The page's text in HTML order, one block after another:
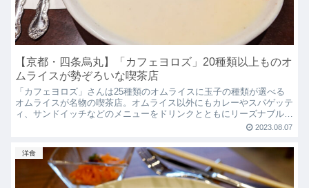
【京都・四条烏丸】「カフェヨロズ」20種類以上ものオ
ムライスが勢ぞろいな喫茶店
「カフェヨロズ」さんは25種類のオムライスに玉子の種類が選べる
オムライスが名物の喫茶店。オムライス以外にもカレーやスパゲッテ
ィ、サンドイッチなどのメニューをドリンクとともにリーズナブルに
2023.08.07
洋食